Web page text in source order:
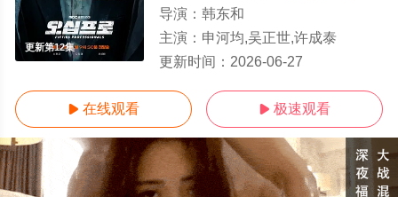
更新第12集
导演： 韩东和
主演： 申河均,吴正世,许成泰
更新时间： 2026-06-27
 在线观看  极速观看